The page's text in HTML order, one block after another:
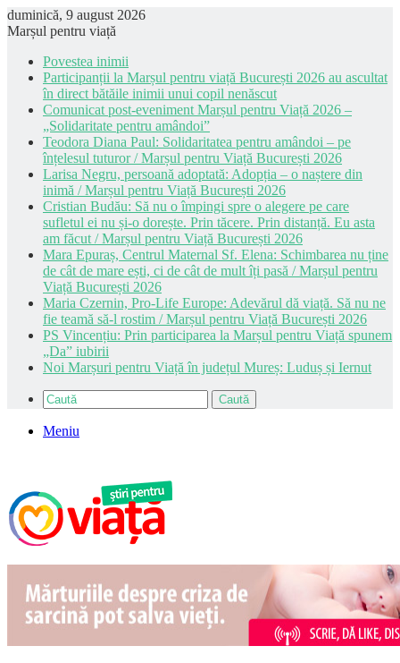
duminică, 9 august 2026
Marșul pentru viață
Povestea inimii
Participanții la Marșul pentru viață București 2026 au ascultat
în direct bătăile inimii unui copil nenăscut
Comunicat post-eveniment Marșul pentru Viață 2026 –
„Solidaritate pentru amândoi”
Teodora Diana Paul: Solidaritatea pentru amândoi – pe
înțelesul tuturor / Marșul pentru Viață București 2026
Larisa Negru, persoană adoptată: Adopția – o naștere din
inimă / Marșul pentru Viață București 2026
Cristian Budău: Să nu o împingi spre o alegere pe care
sufletul ei nu și-o dorește. Prin tăcere. Prin distanță. Eu asta
am făcut / Marșul pentru Viață București 2026
Mara Epuraș, Centrul Maternal Sf. Elena: Schimbarea nu ține
de cât de mare ești, ci de cât de mult îți pasă / Marșul pentru
Viață București 2026
Maria Czernin, Pro-Life Europe: Adevărul dă viață. Să nu ne
fie teamă să-l rostim / Marșul pentru Viață București 2026
PS Vincențiu: Prin participarea la Marșul pentru Viață spunem
„Da” iubirii
Noi Marșuri pentru Viață în județul Mureș: Luduș și Iernut
Caută
Meniu